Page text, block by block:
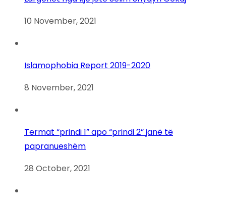
10 November, 2021
Islamophobia Report 2019-2020
8 November, 2021
Termat “prindi 1” apo “prindi 2” janë të
papranueshëm
28 October, 2021